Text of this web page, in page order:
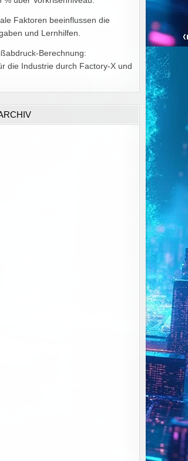
Faktoren beeinflussen die
und Lernhilfen.
Berechnung:
die Industrie durch Factory-X und